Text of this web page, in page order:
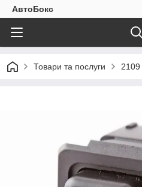
АвтоБокс
Товари та послуги 2109